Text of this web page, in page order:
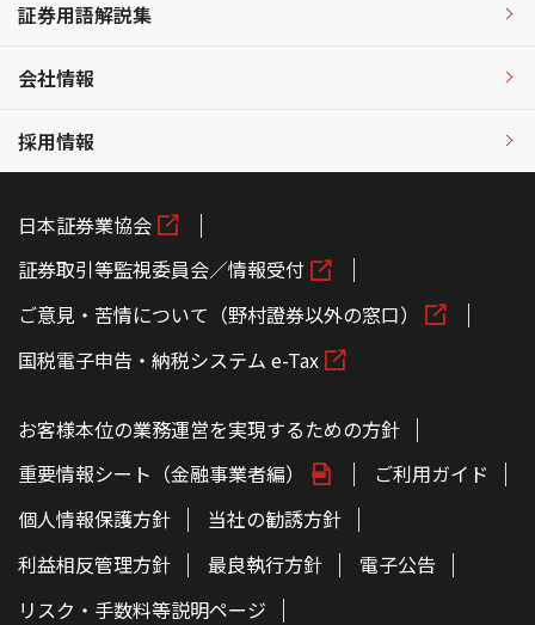
証券用語解説集
会社情報
採用情報
日本証券業協会
証券取引等監視委員会／情報受付
ご意見・苦情について（野村證券以外の窓口）
国税電子申告・納税システム e-Tax
お客様本位の業務運営を実現するための方針
重要情報シート（金融事業者編）
ご利用ガイド
個人情報保護方針
当社の勧誘方針
利益相反管理方針
最良執行方針
電子公告
リスク・手数料等説明ページ